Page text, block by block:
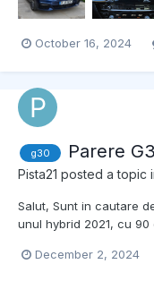
October 16, 2024
g30 Parere
Pista21 posted a topic
Salut, Sunt in cautare
unul hybrid 2021, cu 90
pretul este undeva la
December 2, 2024